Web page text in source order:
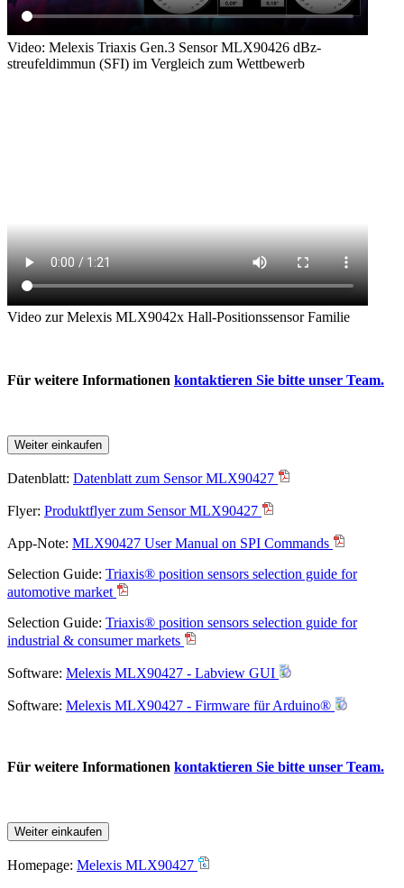
Video: Melexis Triaxis Gen.3 Sensor MLX90426 dBz-
streufeldimmun (SFI) im Vergleich zum Wettbewerb
Video zur Melexis MLX9042x Hall-Positionssensor Familie
Für weitere Informationen kontaktieren Sie bitte unser Team.
Weiter einkaufen
Datenblatt: Datenblatt zum Sensor MLX90427
Flyer: Produktflyer zum Sensor MLX90427
App-Note: MLX90427 User Manual on SPI Commands
Selection Guide: Triaxis® position sensors selection guide for
automotive market
Selection Guide: Triaxis® position sensors selection guide for
industrial & consumer markets
Software: Melexis MLX90427 - Labview GUI
Software: Melexis MLX90427 - Firmware für Arduino®
Für weitere Informationen kontaktieren Sie bitte unser Team.
Weiter einkaufen
Homepage: Melexis MLX90427